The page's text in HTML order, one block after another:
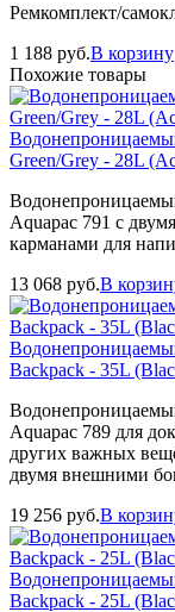
Ремкомплект/
1 188 руб.В корзину
Похожие товары
Green/Grey - 28L
Aquapac 791 с
карманами для
13 068 руб.В
Backpack - 35L
Aquapac 789 для
других важных
двумя внешними
19 256 руб.В
Backpack - 25L